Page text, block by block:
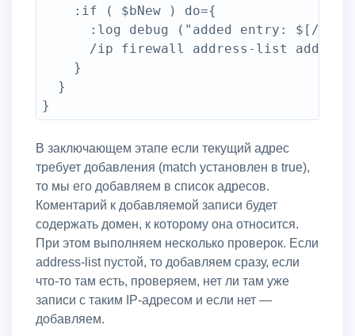
    :if ( $bNew ) do={
:log debug ("added entry: $[/ip
/ip firewall address-list add
    }
  }
В заключающем этапе если текущий адрес
требует добавления (match установлен в true),
то мы его добавляем в список адресов.
Коментарий к добавляемой записи будет
содержать домен, к которому она относится.
При этом выполняем несколько проверок. Если
address-list пустой, то добавляем сразу, если
что-то там есть, проверяем, нет ли там уже
записи с таким IP-адресом и если нет —
добавляем.